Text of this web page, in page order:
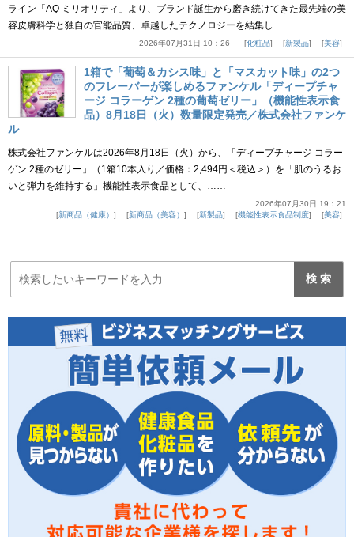
ライン「AQ ミリオリティ」より、ブランド誕生から磨き続けてきた最先端の美
容皮膚科学と独自の官能品質、卓越したテクノロジーを結集し……
2026年07月31日 10：26 化粧品 新製品 美容
1箱で「葡萄＆カシス味」と「マスカット味」の2つ
のフレーバーが楽しめるファンケル「ディープチャ
ージ コラーゲン 2種の葡萄ゼリー」（機能性表示食
品）8月18日（火）数量限定発売／株式会社ファンケ
ル
株式会社ファンケルは2026年8月18日（火）から、「ディープチャージ コラー
ゲン 2種のゼリー」（1箱10本入り／価格：2,494円＜税込＞）を「肌のうるお
いと弾力を維持する」機能性表示食品として、……
2026年07月30日 19：21
新商品（健康）
新商品（美容） 新製品 機能性表示食品制度 美容